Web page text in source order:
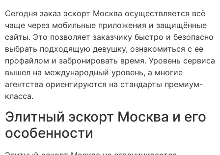
Сегодня заказ эскорт Москва осуществляется всё
чаще через мобильные приложения и защищённые
сайты. Это позволяет заказчику быстро и безопасно
выбрать подходящую девушку, ознакомиться с ее
профайлом и забронировать время. Уровень сервиса
вышел на международный уровень, а многие
агентства ориентируются на стандарты премиум-
класса.
Элитный эскорт Москва и его
особенности